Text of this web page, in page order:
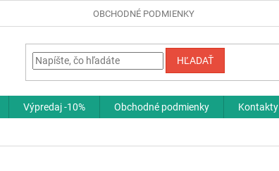
OBCHODNÉ PODMIENKY
HĽADAŤ
Výpredaj -10% Obchodné podmienky Kontakty